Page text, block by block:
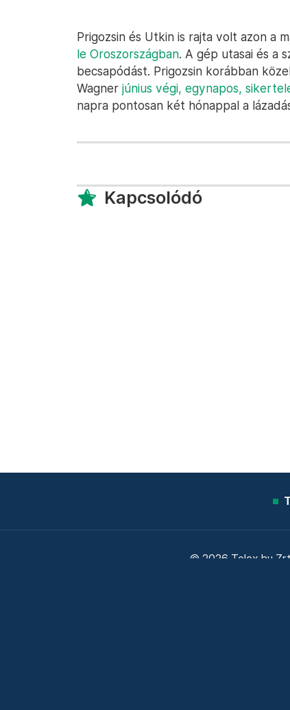
Prigozsin és Utkin is rajta volt azon a
le Oroszországban. A gép utasai és a
becsapódást. Prigozsin korábban
Wagner június végi, egynapos,
napra pontosan két hónappal a
Kapcsolódó
© 2026 Telex.hu Zrt.